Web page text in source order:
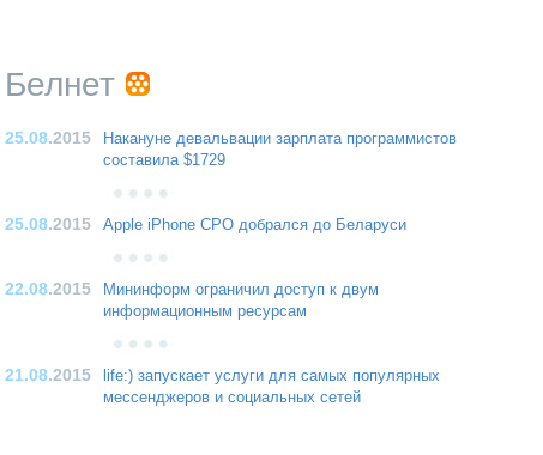
Белнет
25.08.2015
Накануне девальвации зарплата программистов
составила $1729
25.08.2015 Apple iPhone CPO добрался до Беларуси
22.08.2015
Мининформ ограничил доступ к двум
информационным ресурсам
21.08.2015
life:) запускает услуги для самых популярных
мессенджеров и социальных сетей